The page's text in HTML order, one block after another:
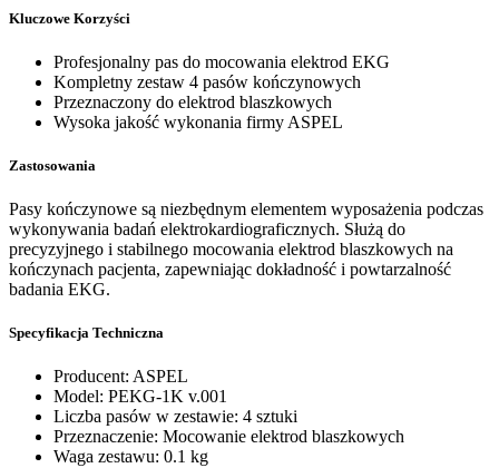
Kluczowe Korzyści
Profesjonalny pas do mocowania elektrod EKG
Kompletny zestaw 4 pasów kończynowych
Przeznaczony do elektrod blaszkowych
Wysoka jakość wykonania firmy ASPEL
Zastosowania
Pasy kończynowe są niezbędnym elementem wyposażenia podczas
wykonywania badań elektrokardiograficznych. Służą do
precyzyjnego i stabilnego mocowania elektrod blaszkowych na
kończynach pacjenta, zapewniając dokładność i powtarzalność
badania EKG.
Specyfikacja Techniczna
Producent: ASPEL
Model: PEKG-1K v.001
Liczba pasów w zestawie: 4 sztuki
Przeznaczenie: Mocowanie elektrod blaszkowych
Waga zestawu: 0.1 kg